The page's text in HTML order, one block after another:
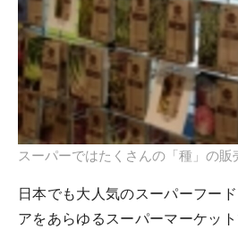
スーパーではたくさんの「種」の販
日本でも大人気のスーパーフー
アをあらゆるスーパーマーケッ